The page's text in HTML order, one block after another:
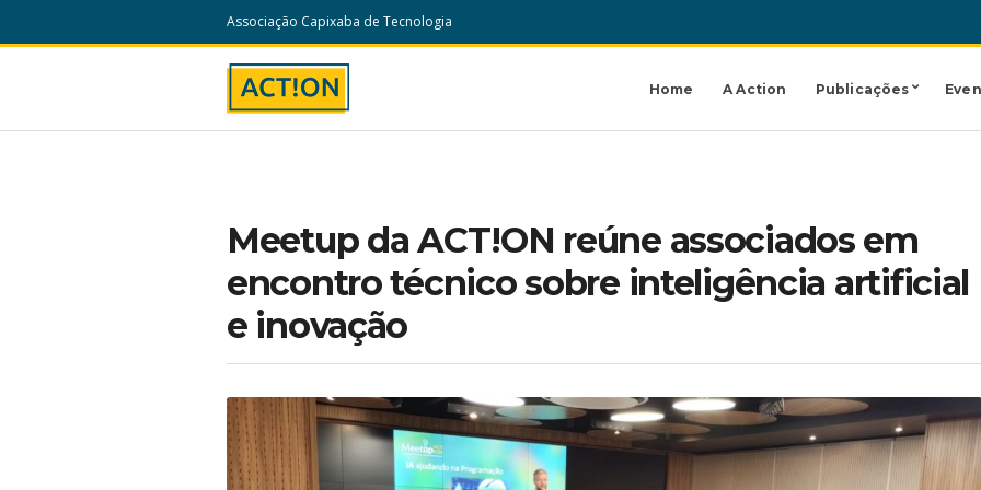
Associação Capixaba de Tecnologia
f
Home A Action Publicações
Meetup da ACT!ON reúne associados em
encontro técnico sobre inteligência artificial
e inovação